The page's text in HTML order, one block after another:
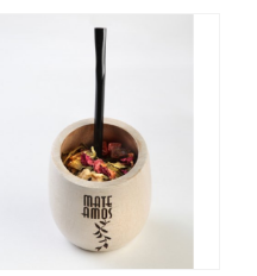
era:
$ 59.100,00.
actual